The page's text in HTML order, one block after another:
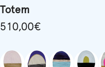
Totem
510,00€